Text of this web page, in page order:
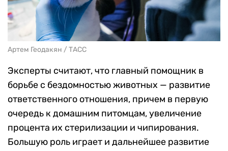
Артем Геодакян / ТАСС
Эксперты считают, что главный помощник в
борьбе с бездомностью животных — развитие
ответственного отношения, причем в первую
очередь к домашним питомцам, увеличение
процента их стерилизации и чипирования.
Большую роль играет и дальнейшее развитие